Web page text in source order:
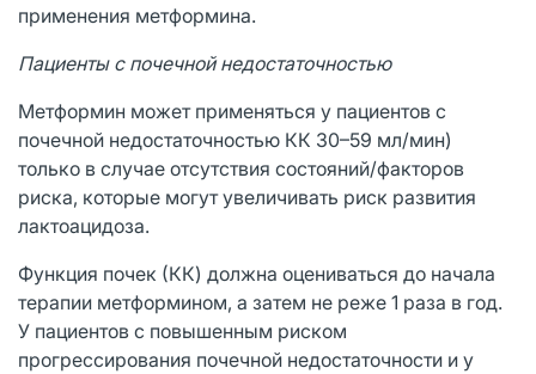
применения метформина.
Пациенты с почечной недостаточностью
Метформин может применяться у пациентов с
почечной недостаточностью КК 30–59 мл/мин)
только в случае отсутствия состояний/факторов
риска, которые могут увеличивать риск развития
лактоацидоза.
Функция почек (КК) должна оцениваться до начала
терапии метформином, а затем не реже 1 раза в год.
У пациентов с повышенным риском
прогрессирования почечной недостаточности и у